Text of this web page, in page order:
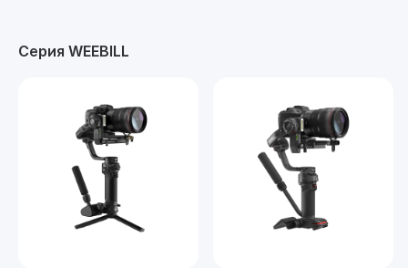
Серия WEEBILL